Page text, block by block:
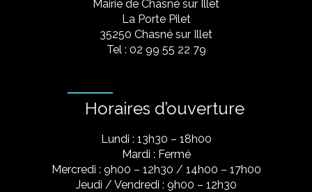
Mairie de Chasné sur Illet
La Porte Pilet
35250 Chasné sur Illet
Tel : 02 99 55 22 79
Horaires d’ouverture
Lundi : 13h30 – 18h00
Mardi : Fermé
Mercredi : 9h00 – 12h30 / 14h00 – 17h00
Jeudi / Vendredi : 9h00 – 12h30